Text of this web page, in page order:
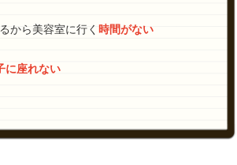
から美容室に行く 時間がない
に座れない